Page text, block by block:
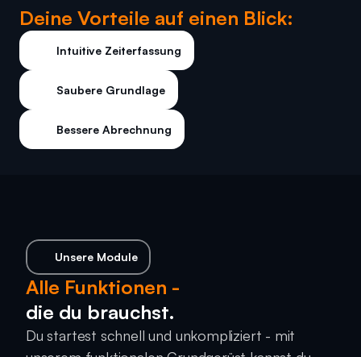
Deine Vorteile auf einen Blick:
Intuitive Zeiterfassung
Saubere Grundlage
Bessere Abrechnung
Unsere Module
Alle Funktionen -
die du brauchst.
Du startest schnell und unkompliziert - mit